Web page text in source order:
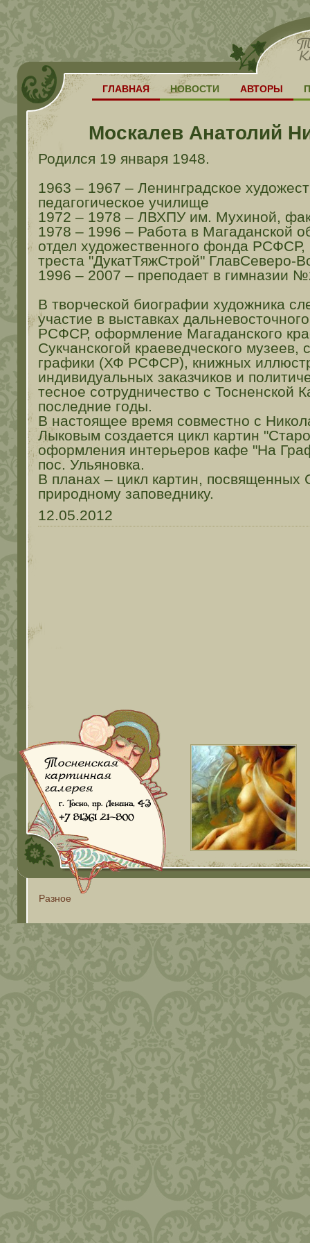
ГЛАВНАЯ НОВОСТИ АВТОРЫ
Москалев Анатолий
Родился 19 января 1948.
1963 – 1967 – Ленинградское
педагогическое училище
1972 – 1978 – ЛВХПУ им. Мухиной,
1978 – 1996 – Работа в Магаданской
отдел художественного фонда РСФСР,
треста "ДукатТяжСтрой" ГлавСеверо-
1996 – 2007 – преподает в гимназии
В творческой биографии художника
участие в выставках
РСФСР, оформление Магаданского
Сукчанскогой краеведческого музеев,
графики (ХФ РСФСР), книжных
индивидуальных заказчиков и
тесное сотрудничество с Тосненской
последние годы.
В настоящее время совместно с
Лыковым создается цикл картин
оформления интерьеров кафе "На
пос. Ульяновка.
В планах – цикл картин, посвященных
природному заповеднику.
12.05.2012
Разное